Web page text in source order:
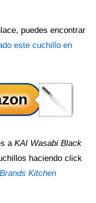
puedes encontrar
este cuchillo en
a KAI Wasabi Black
haciendo click
Kitchen